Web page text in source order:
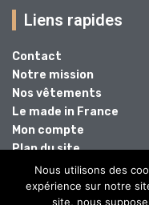
Liens rapides
Contact
Notre mission
Nos vêtements
Le made in France
Mon compte
Plan du site
Nous utilisons des
expérience sur notre
site, nous